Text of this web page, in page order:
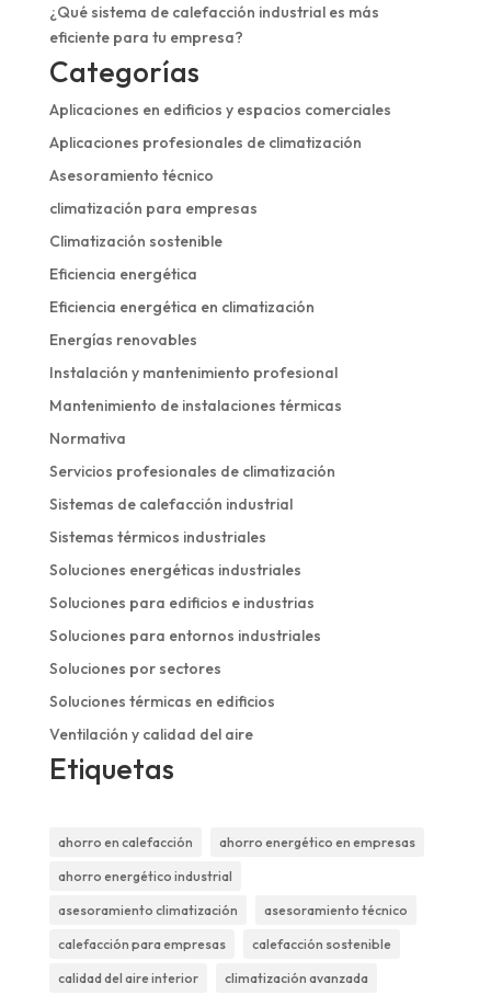
¿Qué sistema de calefacción industrial es más
eficiente para tu empresa?
Categorías
Aplicaciones en edificios y espacios comerciales
Aplicaciones profesionales de climatización
Asesoramiento técnico
climatización para empresas
Climatización sostenible
Eficiencia energética
Eficiencia energética en climatización
Energías renovables
Instalación y mantenimiento profesional
Mantenimiento de instalaciones térmicas
Normativa
Servicios profesionales de climatización
Sistemas de calefacción industrial
Sistemas térmicos industriales
Soluciones energéticas industriales
Soluciones para edificios e industrias
Soluciones para entornos industriales
Soluciones por sectores
Soluciones térmicas en edificios
Ventilación y calidad del aire
Etiquetas
ahorro en calefacción ahorro energético en empresas
ahorro energético industrial
asesoramiento climatización asesoramiento técnico
calefacción para empresas calefacción sostenible
calidad del aire interior climatización avanzada